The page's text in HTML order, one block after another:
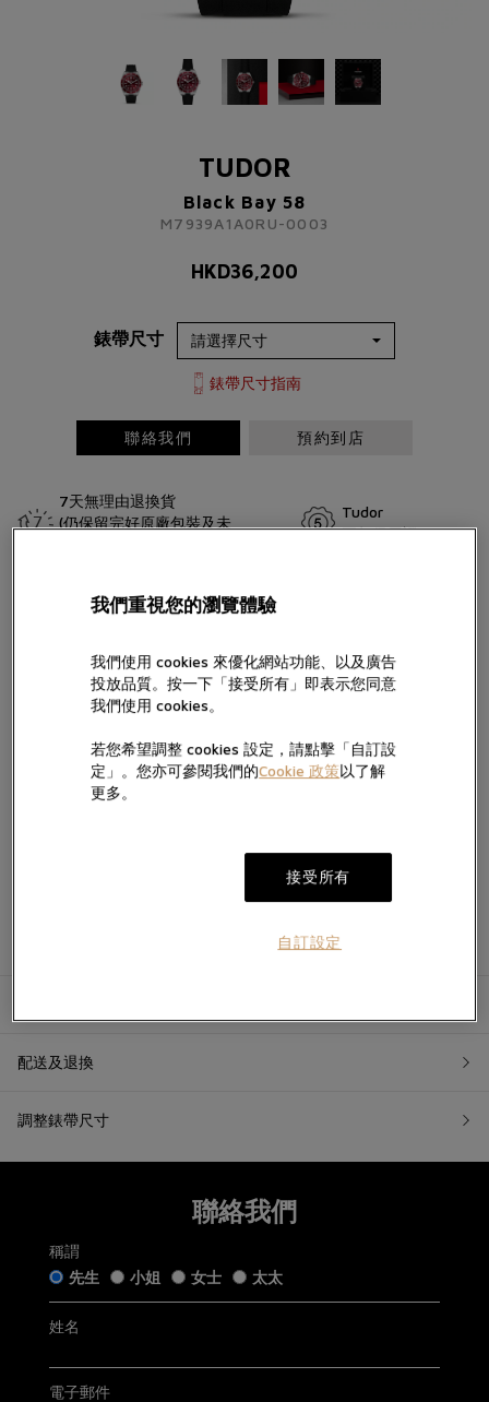
TUDOR
Black Bay 58
M7939A1A0RU-0003
HKD36,200
錶帶尺寸
錶帶尺寸指南
聯絡我們 預約到店
7天無理由退換貨
(仍保留完好原廠包裝及未
Tudor
五年保用證
1958年，帝舵表推出第一代帝舵潛水錶，其中型號為7924，亦稱為
「大錶冠」。Black Bay 58以此潛水錶推出的年份命名，沿襲其眾多
師天文台精密時計認證的酒紅色腕錶加入Black Bay 58系列。這是此
錶款首次搭配五鏈節不銹鋼錶帶。
加入願望清單
TUDOR
Black Bay 58
HKD36,200
+852 2192 3123
請完成以下表格
小姐 女士 太太
按“提交”，即表示您已閱讀並同意我們的私隱政策及Cookie政策，亦
同意我們經電話、手機訊息及電郵向您提供產品及服務信息。
的直銷及推廣信息，您亦可隨時聯絡我們更改您的意願。如不希望我
們透過以下方式向您提供有關信息，請於方框內打勾:
電郵。
五年保用證
Tudor五年保用以保用證上日期起計 (保用證上日期按銷售發票
如果您希望退換貨，請在收到貨品日起計7天內提交退換貨申請
或聯繫我們的客戶服務。所有退回商品都必須處於「原銷售狀
「原銷售狀態」是指貨品：
配送及退換
調整錶帶尺寸
聯絡我們
稱謂
先生
小姐 女士 太太
姓名
電子郵件
我們重視您的瀏覽體驗
我們使用 cookies 來優化網站功能、以及廣告
投放品質。按一下「接受所有」即表示您同意
我們使用 cookies。
若您希望調整 cookies 設定，請點擊「自訂設
定」。您亦可參閱我們的Cookie 政策以了解
更多。
接受所有
自訂設定